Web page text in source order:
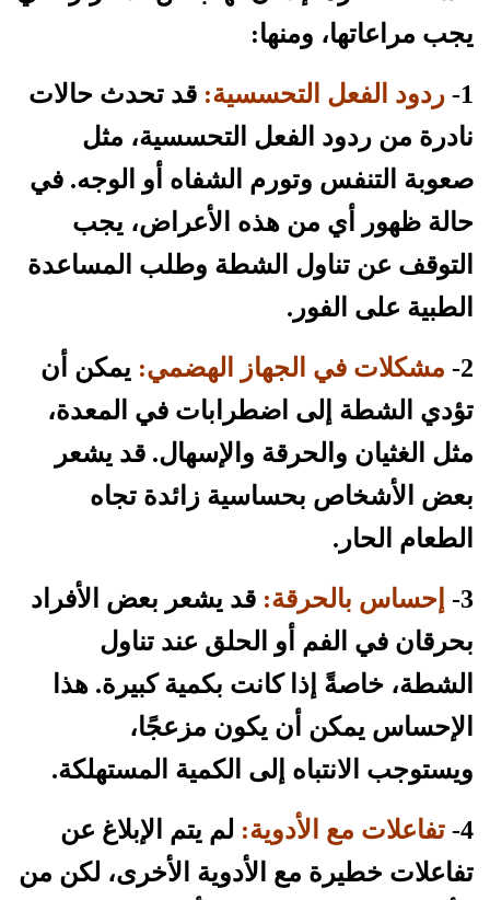
يجب مراعاتها، ومنها:
1- ردود الفعل التحسسية: قد تحدث حالات
نادرة من ردود الفعل التحسسية، مثل
صعوبة التنفس وتورم الشفاه أو الوجه. في
حالة ظهور أي من هذه الأعراض، يجب
التوقف عن تناول الشطة وطلب المساعدة
الطبية على الفور.
2- مشكلات في الجهاز الهضمي: يمكن أن
تؤدي الشطة إلى اضطرابات في المعدة،
مثل الغثيان والحرقة والإسهال. قد يشعر
بعض الأشخاص بحساسية زائدة تجاه
الطعام الحار.
3- إحساس بالحرقة: قد يشعر بعض الأفراد
بحرقان في الفم أو الحلق عند تناول
الشطة، خاصةً إذا كانت بكمية كبيرة. هذا
الإحساس يمكن أن يكون مزعجًا،
ويستوجب الانتباه إلى الكمية المستهلكة.
4- تفاعلات مع الأدوية: لم يتم الإبلاغ عن
تفاعلات خطيرة مع الأدوية الأخرى، لكن من